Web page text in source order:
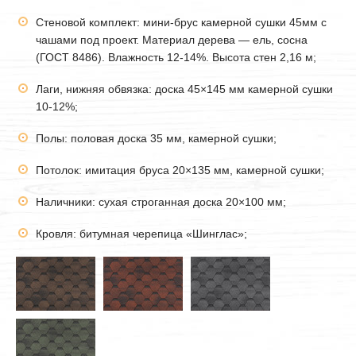
Стеновой комплект: мини-брус камерной сушки 45мм с
чашами под проект. Материал дерева — ель, сосна
(ГОСТ 8486). Влажность 12-14%. Высота стен 2,16 м;
Лаги, нижняя обвязка: доска 45×145 мм камерной сушки
10-12%;
Полы: половая доска 35 мм, камерной сушки;
Потолок: имитация бруса 20×135 мм, камерной сушки;
Наличники: сухая строганная доска 20×100 мм;
Кровля: битумная черепица «Шинглас»;